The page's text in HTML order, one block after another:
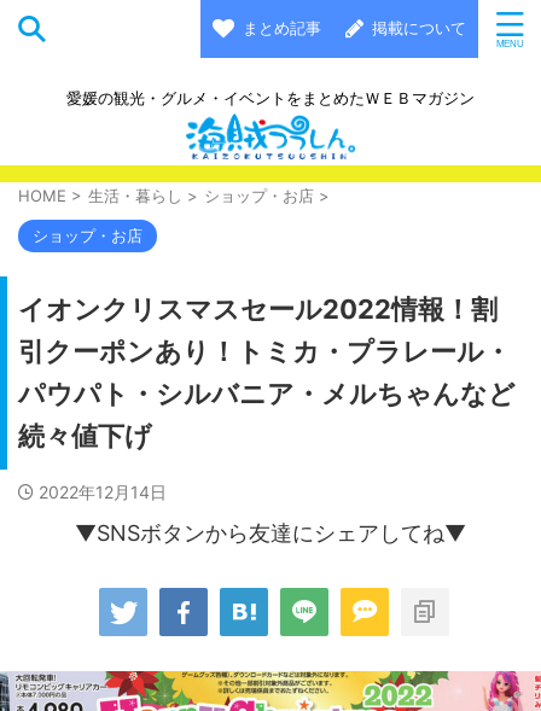
まとめ記事 掲載について
愛媛の観光・グルメ・イベントをまとめたＷＥＢマガジン
HOME > 生活・暮らし > ショップ・お店 >
ショップ・お店
イオンクリスマスセール2022情報！割
引クーポンあり！トミカ・プラレール・
パウパト・シルバニア・メルちゃんなど
続々値下げ
2022年12月14日
▼SNSボタンから友達にシェアしてね▼